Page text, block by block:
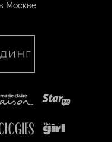
Москве